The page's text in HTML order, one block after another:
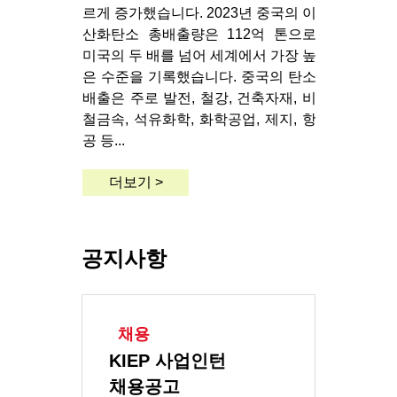
르게 증가했습니다. 2023년 중국의 이
산화탄소 총배출량은 112억 톤으로
미국의 두 배를 넘어 세계에서 가장 높
은 수준을 기록했습니다. 중국의 탄소
배출은 주로 발전, 철강, 건축자재, 비
철금속, 석유화학, 화학공업, 제지, 항
공 등...
더보기 >
공지사항
채용
KIEP 사업인턴
채용공고